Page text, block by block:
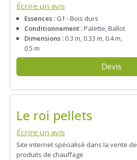
Écrire un avis
Essences : G1 - Bois durs
Conditionnement :Palette, Ballot
Dimensions : 0.3 m, 0.33 m, 0.4 m,
0.5 m
Devis
Le roi pellets
Écrire un avis
Site internet spécialisé dans la vente de
produits de chauffage